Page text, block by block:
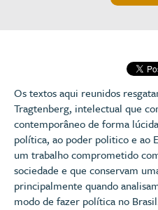
Os textos aqui reunidos
Tragtenberg, intelectual que
contemporâneo de forma
política, ao poder politico e ao
um trabalho comprometido
sociedade e que conservam
principalmente quando
modo de fazer política no